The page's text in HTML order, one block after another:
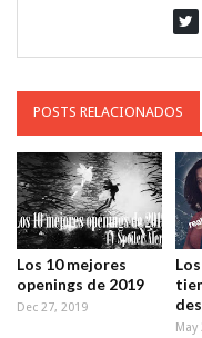
POSTS RELACIONADOS
Los 10 mejores
openings de 2019
Dec 27, 2019
May